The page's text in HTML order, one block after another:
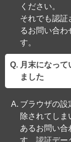
ください。
それでも認証
るお問い合わ
す。
月末になっ
ました
ブラウザの設
除されてしま
あるお問い合